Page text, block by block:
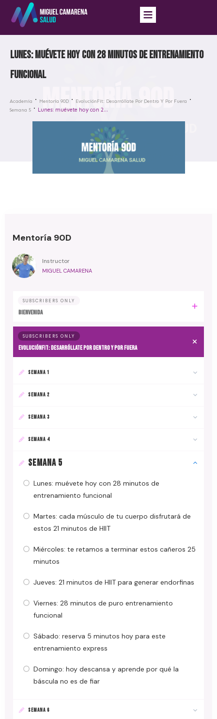
Lunes: muévete hoy con 28 minutos de entrenamiento
funcional
Academia Mentoría 90D
EvoluciónFit: Desarróllate Por Dentro Y Por Fuera
Semana 5
Lunes: muévete hoy con 28 minutos de entrenamiento funcional
Mentoría 90D
Instructor
MIGUEL CAMARENA
SUBSCRIBERS ONLY
BIENVENIDA
SUBSCRIBERS ONLY
EvoluciónFit: desarróllate por dentro y por fuera
SEMANA 1
SEMANA 2
SEMANA 3
SEMANA 4
SEMANA 5
Lunes: muévete hoy con 28 minutos de
entrenamiento funcional
Martes: cada músculo de tu cuerpo disfrutará de
estos 21 minutos de HIIT
Miércoles: te retamos a terminar estos cañeros 25
minutos
Jueves: 21 minutos de HIIT para generar endorfinas
Viernes: 28 minutos de puro entrenamiento
funcional
Sábado: reserva 5 minutos hoy para este
entrenamiento express
Domingo: hoy descansa y aprende por qué la
báscula no es de fiar
SEMANA 6